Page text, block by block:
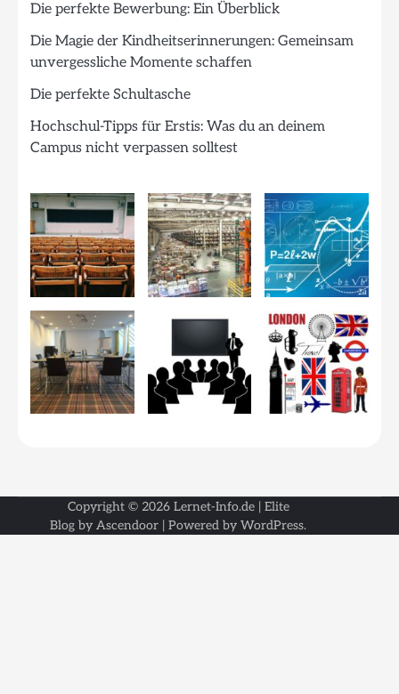
Die perfekte Bewerbung: Ein Überblick
Die Magie der Kindheitserinnerungen: Gemeinsam
unvergessliche Momente schaffen
Die perfekte Schultasche
Hochschul-Tipps für Erstis: Was du an deinem
Campus nicht verpassen solltest
Copyright © 2026 Lernet-Info.de| Elite
Blog by Ascendoor | Powered by WordPress.